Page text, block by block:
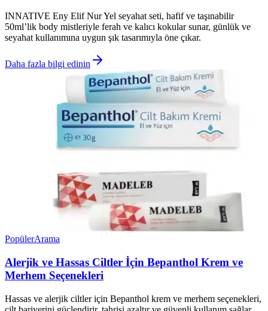
INNATIVE Eny Elif Nur Yel seyahat seti, hafif ve taşınabilir
50ml’lik body mistleriyle ferah ve kalıcı kokular sunar, günlük ve
seyahat kullanımına uygun şık tasarımıyla öne çıkar.
Daha fazla bilgi edinin
PopülerArama
Alerjik ve Hassas Ciltler İçin Bepanthol Krem ve
Merhem Seçenekleri
Hassas ve alerjik ciltler için Bepanthol krem ve merhem seçenekleri,